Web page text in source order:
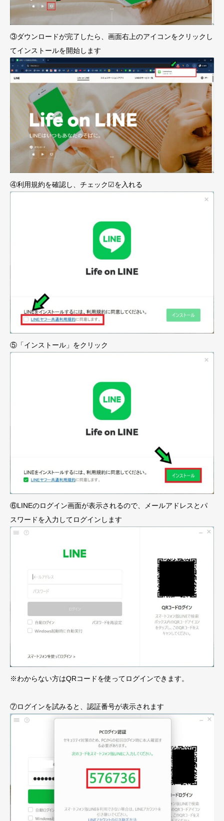
③ダウンロードが完了したら、画面右上のアイコンをクリックし
てインストールを開始します
④利用規約を確認し、チェック☑を入れる
⑤「インストール」をクリック
⑥LINEのログイン画面が表示されるので、メールアドレスとパ
スワードを入力してログインします
※わからない方はQRコードを使ってログインできます。
⑦ログインを試みると、認証番号が表示されます